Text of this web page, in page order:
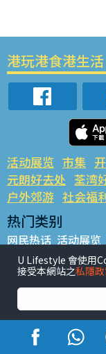
港玩港食港生活
活动展览 市集
元朗好去处 荃湾
户外郊游 社会福
热门类别
网民热话 活动展览
铜锣湾好去处 元朗
餐厅情报 户外郊游
热门标签
#UGO揾好去处 #
#亲子玩乐好去处
#UJetso礼物放送
U Lifestyle 會使用
接受本網站之私隱